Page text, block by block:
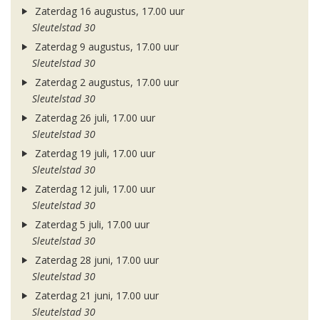
Zaterdag 16 augustus, 17.00 uur
Sleutelstad 30
Zaterdag 9 augustus, 17.00 uur
Sleutelstad 30
Zaterdag 2 augustus, 17.00 uur
Sleutelstad 30
Zaterdag 26 juli, 17.00 uur
Sleutelstad 30
Zaterdag 19 juli, 17.00 uur
Sleutelstad 30
Zaterdag 12 juli, 17.00 uur
Sleutelstad 30
Zaterdag 5 juli, 17.00 uur
Sleutelstad 30
Zaterdag 28 juni, 17.00 uur
Sleutelstad 30
Zaterdag 21 juni, 17.00 uur
Sleutelstad 30